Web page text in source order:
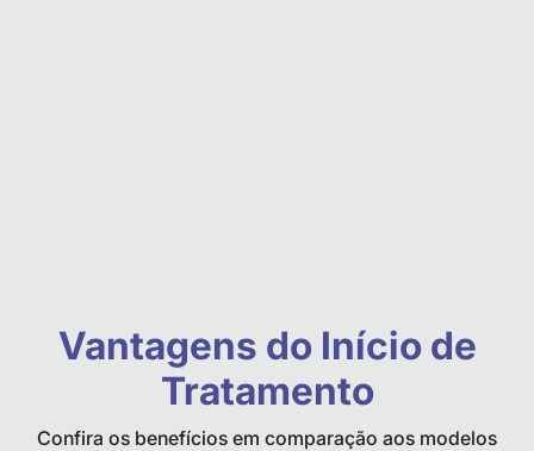
Vantagens do Início de
Tratamento
Confira os benefícios em comparação aos modelos